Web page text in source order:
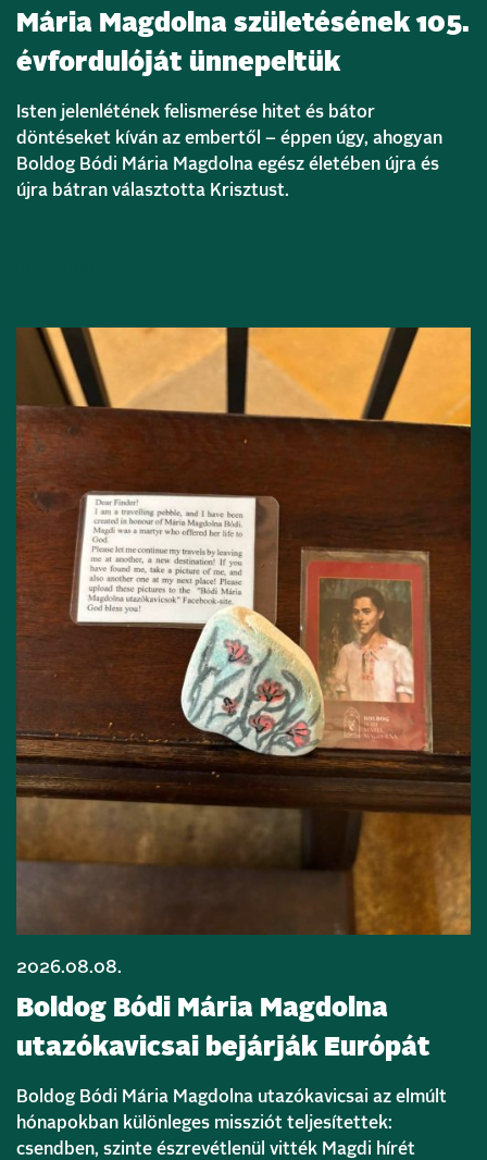
Mária Magdolna születésének 105.
évfordulóját ünnepeltük
Isten jelenlétének felismerése hitet és bátor
döntéseket kíván az embertől – éppen úgy, ahogyan
Boldog Bódi Mária Magdolna egész életében újra és
újra bátran választotta Krisztust.
2026.08.08.
Boldog Bódi Mária Magdolna
utazókavicsai bejárják Európát
Boldog Bódi Mária Magdolna utazókavicsai az elmúlt
hónapokban különleges missziót teljesítettek:
csendben, szinte észrevétlenül vitték Magdi hírét